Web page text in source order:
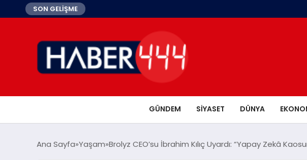
SON GELİŞME
GÜNDEM SIYASET DÜNYA
Ana Sayfa Yaşam Brolyz CEO’su İbrahim Kılıç Uyardı: “Yapay Zekâ